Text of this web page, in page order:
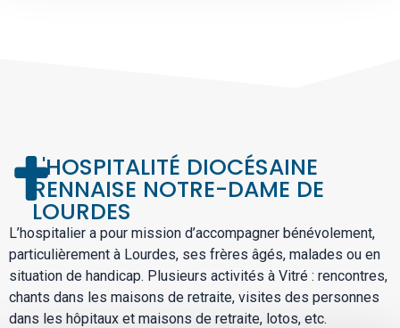
L'HOSPITALITÉ DIOCÉSAINE
RENNAISE NOTRE-DAME DE
LOURDES
L’hospitalier a pour mission d’accompagner bénévolement,
particulièrement à Lourdes, ses frères âgés, malades ou en
situation de handicap. Plusieurs activités à Vitré : rencontres,
chants dans les maisons de retraite, visites des personnes
dans les hôpitaux et maisons de retraite, lotos, etc.